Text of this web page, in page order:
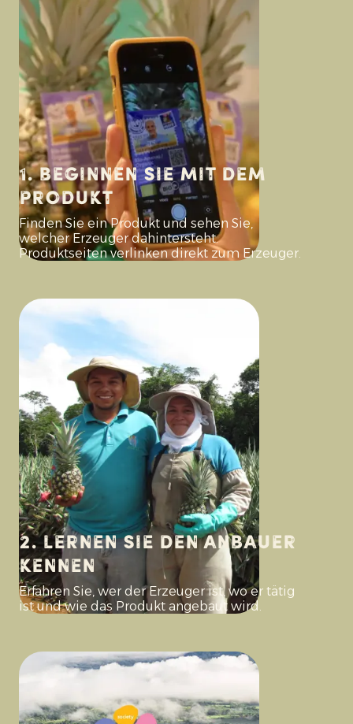
1. Beginnen Sie mit dem
Produkt
Finden Sie ein Produkt und sehen Sie,
welcher Erzeuger dahintersteht.
Produktseiten verlinken direkt zum Erzeuger.
2. Lernen Sie den Anbauer
kennen
Erfahren Sie, wer der Erzeuger ist, wo er tätig
ist und wie das Produkt angebaut wird.